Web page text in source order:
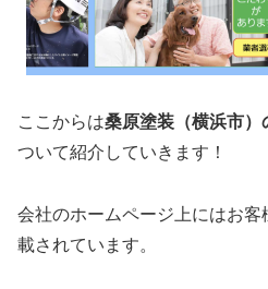
ここからは桑原塗装（横浜市）
ついて紹介していきます！
会社のホームページ上にはお
載されています。